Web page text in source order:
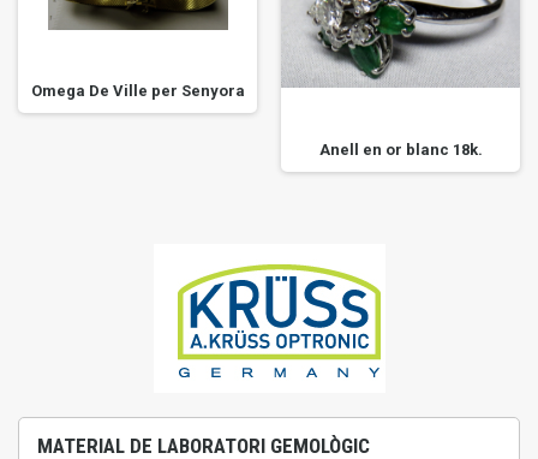
Omega De Ville per Senyora
Anell en or blanc 18k.
MATERIAL DE LABORATORI GEMOLÒGIC